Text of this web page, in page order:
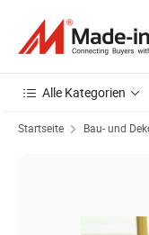
Alle Kategorien
Startseite Bau- und